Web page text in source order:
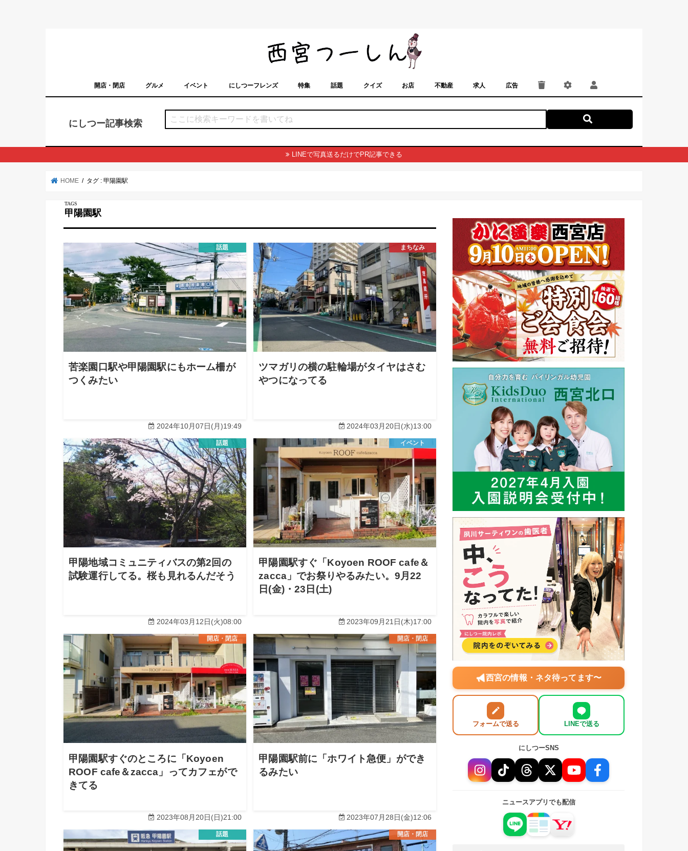
開店・閉店 グルメ イベント にしつーフレンズ 特集 話題 クイズ お店 不動産 求人 広告
にしつー記事検索
LINEで写真送るだけでPR記事できる
HOME タグ : 甲陽園駅
甲陽園駅
話題
苦楽園口駅や甲陽園駅にもホーム柵が
つくみたい
2024年10月07日(月)19:49
まちなみ
ツマガリの横の駐輪場がタイヤはさむ
やつになってる
2024年03月20日(水)13:00
話題
甲陽地域コミュニティバスの第2回の
試験運行してる。桜も見れるんだそう
2024年03月12日(火)08:00
イベント
甲陽園駅すぐ「Koyoen ROOF cafe＆
zacca」でお祭りやるみたい。9月22
日(金)・23日(土)
2023年09月21日(木)17:00
開店・閉店
甲陽園駅すぐのところに「Koyoen
ROOF cafe＆zacca」ってカフェがで
きてる
2023年08月20日(日)21:00
開店・閉店
甲陽園駅前に「ホワイト急便」ができ
るみたい
2023年07月28日(金)12:06
話題 開店・閉店
西宮の情報・ネタ待ってます〜
フォームで送る LINEで送る
にしつーSNS
ニュースアプリでも配信